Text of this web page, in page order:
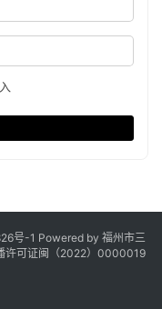
号-1 Powered by 福州市三
许可证闽（2022）0000019